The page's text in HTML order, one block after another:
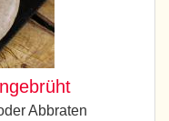
Abbraten